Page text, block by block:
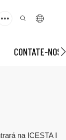
CONTATE-NOS
na ICESTA I